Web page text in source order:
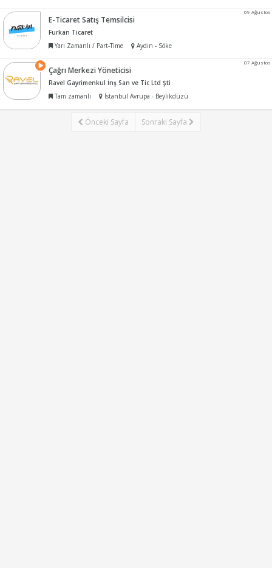
09 Ağustos
E-Ticaret Satış Temsilcisi
Furkan Ticaret
Yarı Zamanlı / Part-Time
Aydın - Söke
07 Ağustos
Çağrı Merkezi Yöneticisi
Ravel Gayrimenkul İnş San ve Tic Ltd Şti
Tam zamanlı
İstanbul Avrupa - Beylikdüzü
Önceki Sayfa Sonraki Sayfa